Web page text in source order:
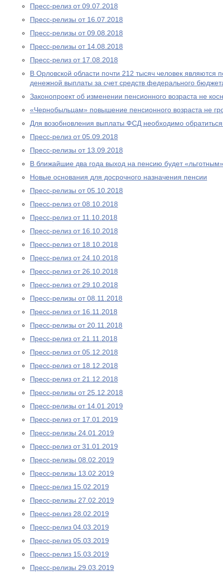
Пресс-релиз от 09.07.2018
Пресс-релизы от 16.07.2018
Пресс-релизы от 09.08.2018
Пресс-релизы от 14.08.2018
Пресс-релиз от 17.08.2018
В Орловской области почти 212 тысяч человек являются
денежной выплаты за счет средств федерального
Законопроект об изменении пенсионного возраста не
«Чернобыльцам» повышение пенсионного возраста не
Для возобновления выплаты ФСД необходимо
Пресс-релиз от 05.09.2018
Пресс-релизы от 13.09.2018
В ближайшие два года выход на пенсию будет «льготным»
Новые основания для досрочного назначения пенсии
Пресс-релизы от 05.10.2018
Пресс-релиз от 08.10.2018
Пресс-релиз от 11.10.2018
Пресс-релиз от 16.10.2018
Пресс-релиз от 18.10.2018
Пресс-релиз от 24.10.2018
Пресс-релиз от 26.10.2018
Пресс-релиз от 29.10.2018
Пресс-релизы от 08.11.2018
Пресс-релиз от 16.11.2018
Пресс-релизы от 20.11.2018
Пресс-релиз от 21.11.2018
Пресс-релиз от 05.12.2018
Пресс-релиз от 18.12.2018
Пресс-релиз от 21.12.2018
Пресс-релизы от 25.12.2018
Пресс-релизы от 14.01.2019
Пресс-релиз от 17.01.2019
Пресс-релизы 24.01.2019
Пресс-релиз от 31.01.2019
Пресс-релизы 08.02.2019
Пресс-релизы 13.02.2019
Пресс-релиз 15.02.2019
Пресс-релизы 27.02.2019
Пресс-релиз 28.02.2019
Пресс-релиз 04.03.2019
Пресс-релиз 05.03.2019
Пресс-релиз 15.03.2019
Пресс-релизы 29.03.2019